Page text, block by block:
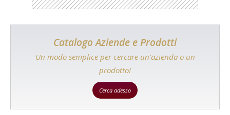
Catalogo Aziende e Prodotti
Un modo semplice per cercare un'azienda o un
prodotto!
Cerca adesso